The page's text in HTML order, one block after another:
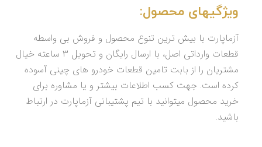
ویژگیهای محصول:
آزماپارت با بیش ترین تنوع محصول و فروش بی واسطه
قطعات وارداتی اصل، با ارسال رایگان و تحویل 3 ساعته خیال
مشتریان را از بابت تامین قطعات خودرو های چینی آسوده
کرده است. جهت کسب اطلاعات بیشتر و یا مشاوره برای
خرید محصول میتوانید با تیم پشتیبانی آزماپارت در ارتباط
باشید.